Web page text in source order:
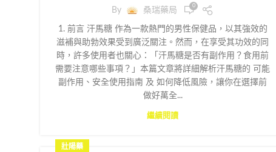
By 桑瑞藥局 0
1. 前言 汗馬糖 作為一款熱門的男性保健品，以其強效的
滋補與助勃效果受到廣泛關注。然而，在享受其功效的同
時，許多使用者也關心：「汗馬糖是否有副作用？食用前
需要注意哪些事項？」本篇文章將詳細解析汗馬糖的 可能
副作用、安全使用指南 及 如何降低風險，讓你在選擇前
做好萬全...
繼續閱讀
壯陽藥